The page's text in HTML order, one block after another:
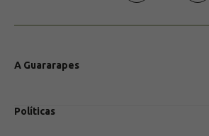
A Guararapes
Loja online Casa Guararapes
Políticas